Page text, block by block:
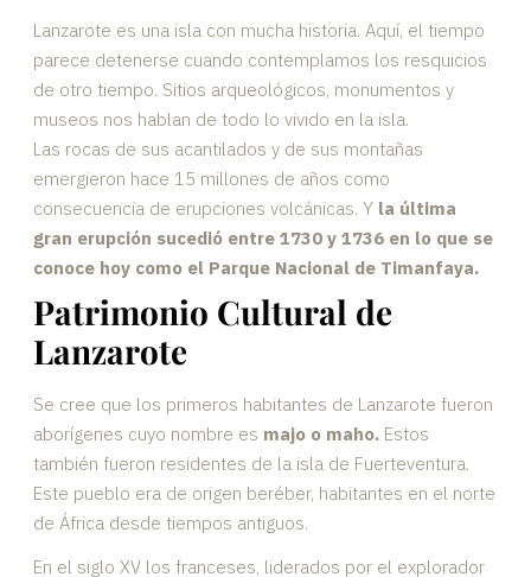
Lanzarote es una isla con mucha historia. Aquí, el tiempo
parece detenerse cuando contemplamos los resquicios
de otro tiempo. Sitios arqueológicos, monumentos y
museos nos hablan de todo lo vivido en la isla.
Las rocas de sus acantilados y de sus montañas
emergieron hace 15 millones de años como
consecuencia de erupciones volcánicas. Y la última
gran erupción sucedió entre 1730 y 1736 en lo que se
conoce hoy como el Parque Nacional de Timanfaya.
Patrimonio Cultural de
Lanzarote
Se cree que los primeros habitantes de Lanzarote fueron
aborígenes cuyo nombre es majo o maho. Estos
también fueron residentes de la isla de Fuerteventura.
Este pueblo era de origen beréber, habitantes en el norte
de África desde tiempos antiguos.
En el siglo XV los franceses, liderados por el explorador